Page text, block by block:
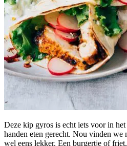
Deze kip gyros is echt iets voor in
handen eten gerecht. Nou vinden we
wel eens lekker. Een burgertje of